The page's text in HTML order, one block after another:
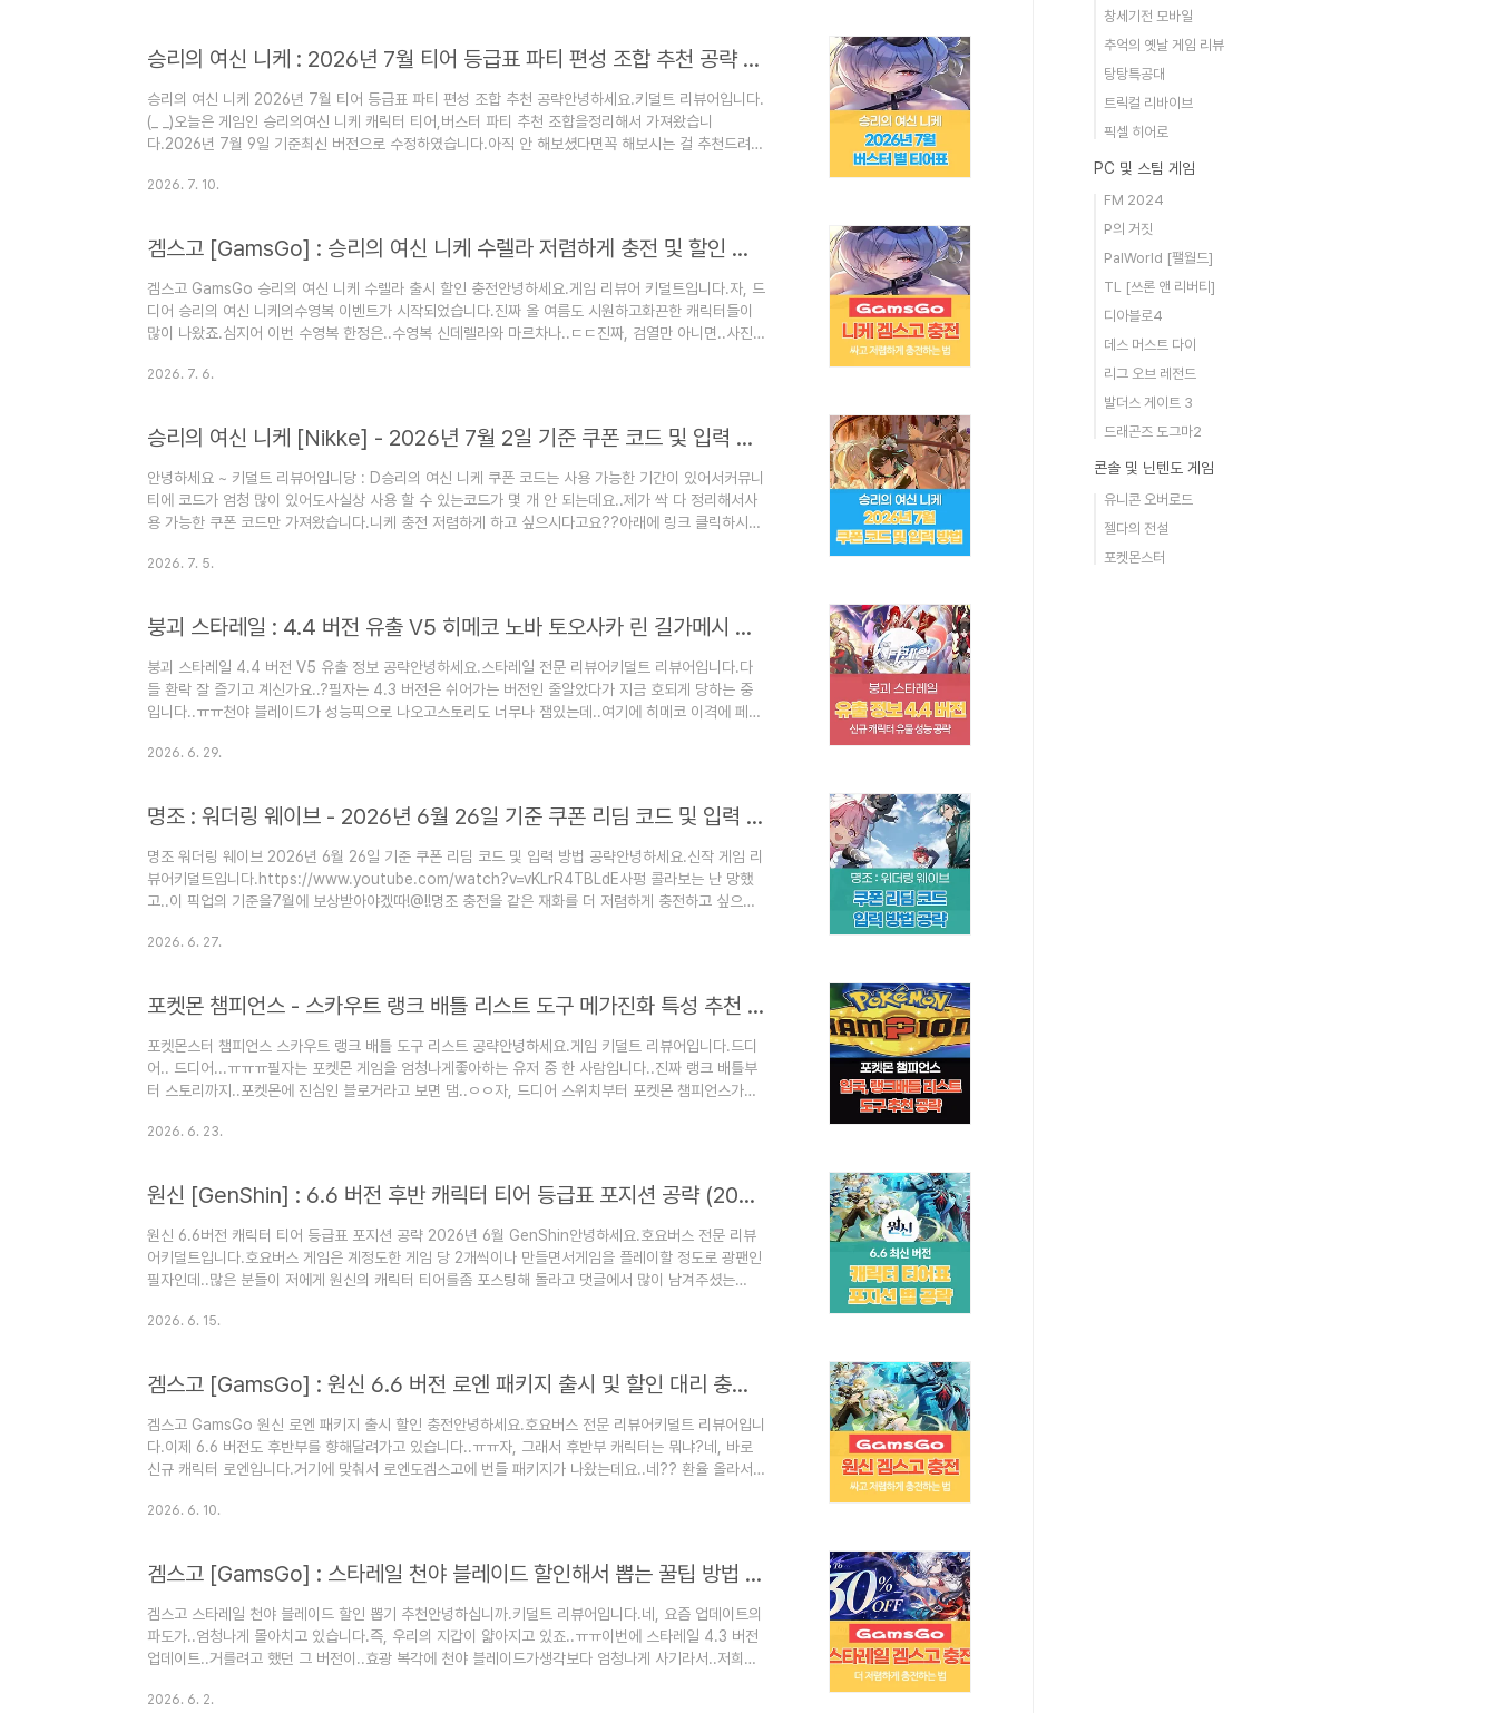
..
승리의 여신 니케 : 2026년 7월 티어 등급표 파티 편성 조합 추천 공략 (수렐라 추가)
승리의 여신 니케 2026년 7월 티어 등급표 파티 편성 조합 추천 공략안녕하세요.키덜트 리뷰어입니다.
(_ _)오늘은 게임인 승리의여신 니케 캐릭터 티어,버스터 파티 추천 조합을정리해서 가져왔습니
다.2026년 7월 9일 기준최신 버전으로 수정하였습니다.아직 안 해보셨다면꼭 해보시는 걸 추천드려요
전위시리스트, 스킬작, 큐브 추천 공략을보고 가시면 게임이 더 편해져요~∇∇∇∇∇∇∇∇∇승리의 여신
에 배치되었습..
2026. 7. 10.
겜스고 [GamsGo] : 승리의 여신 니케 수렐라 저렴하게 충전 및 할인 방법
겜스고 GamsGo 승리의 여신 니케 수렐라 출시 할인 충전안녕하세요.게임 리뷰어 키덜트입니다.자, 드
디어 승리의 여신 니케의수영복 이벤트가 시작되었습니다.진짜 올 여름도 시원하고화끈한 캐릭터들이
많이 나왔죠.심지어 이번 수영복 한정은..수영복 신데렐라와 마르차나..ㄷㄷ진짜, 검열만 아니면..사진
저렴하니깐요.자, 그럼 자세한 내용을보러 가보실까요??글 안 읽고 필자 믿고 충전하실려면??아래 충
모자이크 처리를 하였습니다..ㅋㅋ그만큼 ..
2026. 7. 6.
승리의 여신 니케 [Nikke] - 2026년 7월 2일 기준 쿠폰 코드 및 입력 방법
안녕하세요 ~ 키덜트 리뷰어입니당 : D승리의 여신 니케 쿠폰 코드는 사용 가능한 기간이 있어서커뮤니
티에 코드가 엄청 많이 있어도사실상 사용 할 수 있는코드가 몇 개 안 되는데요..제가 싹 다 정리해서사
용 가능한 쿠폰 코드만 가져왔습니다.니케 충전 저렴하게 하고 싶으시다고요??아래에 링크 클릭하시면
https://www.gamsgo.com/ko/top-up/nikke/partner/UJVKU GamsGo프리미엄 구독을 더
2026. 7. 5.
붕괴 스타레일 : 4.4 버전 유출 V5 히메코 노바 토오사카 린 길가메시 성능 스킬 정보 공략
붕괴 스타레일 4.4 버전 V5 유출 정보 공략안녕하세요.스타레일 전문 리뷰어키덜트 리뷰어입니다.다
들 환락 잘 즐기고 계신가요..?필자는 4.3 버전은 쉬어가는 버전인 줄알았다가 지금 호되게 당하는 중
입니다..ㅠㅠ천야 블레이드가 성능픽으로 나오고스토리도 너무나 잼있는데..여기에 히메코 이격에 페이
보러 가보실까요??스타레일 성옥 충전저렴하게 하고 싶으시다면??▽▽▽▽▽▽클릭하세요! 스타레
걱정했지만..나름 아주 ..
2026. 6. 29.
명조 : 워더링 웨이브 - 2026년 6월 26일 기준 쿠폰 리딤 코드 및 입력 방법 공략
명조 워더링 웨이브 2026년 6월 26일 기준 쿠폰 리딤 코드 및 입력 방법 공략안녕하세요.신작 게임 리
뷰어키덜트입니다.https://www.youtube.com/watch?v=vKLrR4TBLdE사펑 콜라보는 난 망했
고..이 픽업의 기준을7월에 보상받아야겠따!@!!명조 충전을 같은 재화를 더 저렴하게 충전하고 싶으시
이브 캐릭터 티어와자세한 공략이 궁금하시다면??▽▽▽▽▽▽▽명조 리세마라 및 티어표 공략
조..
2026. 6. 27.
포켓몬 챔피언스 - 스카우트 랭크 배틀 리스트 도구 메가진화 특성 추천 티어 공략 (2026년 6월)
포켓몬스터 챔피언스 스카우트 랭크 배틀 도구 리스트 공략안녕하세요.게임 키덜트 리뷰어입니다.드디
어.. 드디어...ㅠㅠㅠ필자는 포켓몬 게임을 엄청나게좋아하는 유저 중 한 사람입니다..진짜 랭크 배틀부
터 스토리까지..포켓몬에 진심인 블로거라고 보면 댐..ㅇㅇ자, 드디어 스위치부터 포켓몬 챔피언스가4
정하고6월에 모바일 출시하는 게 맞다고 봅니다.자, 그럼 오늘은 입국 리스트와배틀에서 사용 가능한
게 하고 싶으시다면??..
2026. 6. 23.
원신 [GenShin] : 6.6 버전 후반 캐릭터 티어 등급표 포지션 공략 (2026년 6월)
원신 6.6버전 캐릭터 티어 등급표 포지션 공략 2026년 6월 GenShin안녕하세요.호요버스 전문 리뷰
어키덜트입니다.호요버스 게임은 계정도한 게임 당 2개씩이나 만들면서게임을 플레이할 정도로 광팬인
필자인데..많은 분들이 저에게 원신의 캐릭터 티어를좀 포스팅해 돌라고 댓글에서 많이 남겨주셨는
제압전]이라고 생각합니다.여기에는 아무도 이견이 없을 거 같아요.그런데.. 접대가 솔직히 좀 있습니
렇기 때문에 티어표..
2026. 6. 15.
겜스고 [GamsGo] : 원신 6.6 버전 로엔 패키지 출시 및 할인 대리 충전 방법
겜스고 GamsGo 원신 로엔 패키지 출시 할인 충전안녕하세요.호요버스 전문 리뷰어키덜트 리뷰어입니
다.이제 6.6 버전도 후반부를 향해달려가고 있습니다..ㅠㅠ자, 그래서 후반부 캐릭터는 뭐냐?네, 바로
신규 캐릭터 로엔입니다.거기에 맞춰서 로엔도겜스고에 번들 패키지가 나왔는데요..네?? 환율 올라서
도 필자를 믿으신다면아래 링크로 충전하러 고고고!!▽▽▽▽▽▽충전부터 하러 가자!!원신의 티어표
이미지라생각보다 여성분들에게인기..
2026. 6. 10.
겜스고 [GamsGo] : 스타레일 천야 블레이드 할인해서 뽑는 꿀팁 방법 추천
겜스고 스타레일 천야 블레이드 할인 뽑기 추천안녕하십니까.키덜트 리뷰어입니다.네, 요즘 업데이트의
파도가..엄청나게 몰아치고 있습니다.즉, 우리의 지갑이 얇아지고 있죠..ㅠㅠ이번에 스타레일 4.3 버전
업데이트..거를려고 했던 그 버전이..효광 복각에 천야 블레이드가생각보다 엄청나게 사기라서..저희는
내용보러 가보실까요?설명은 필요없다.바로 뽑으러 간다~!▽▽▽▽▽▽먼저 충전부터 하자!!천야 블
2026. 6. 2.
창세기전 모바일
추억의 옛날 게임 리뷰
탕탕특공대
트릭컬 리바이브
픽셀 히어로
PC 및 스팀 게임
FM 2024
P의 거짓
PalWorld [팰월드]
TL [쓰론 앤 리버티]
디아블로4
데스 머스트 다이
리그 오브 레전드
발더스 게이트 3
드래곤즈 도그마2
콘솔 및 닌텐도 게임
유니콘 오버로드
젤다의 전설
포켓몬스터